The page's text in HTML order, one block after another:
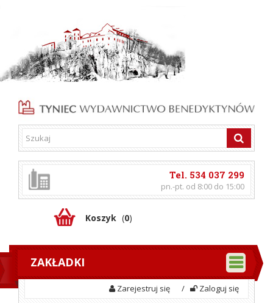
Tel. 534 037 299
pn.-pt. od 8:00 do 15:00
Koszyk (0)
ZAKŁADKI
Zarejestruj się / Zaloguj się